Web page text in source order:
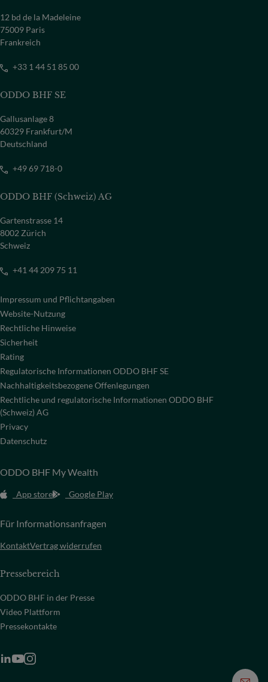
12 bd de la Madeleine
75009 Paris
Frankreich
+33 1 44 51 85 00
ODDO BHF SE
Gallusanlage 8
60329 Frankfurt/M
Deutschland
+49 69 718-0
ODDO BHF (Schweiz) AG
Gartenstrasse 14
8002 Zürich
Schweiz
+41 44 209 75 11
Impressum und Pflichtangaben
Website-Nutzung
Rechtliche Hinweise
Sicherheit
Rating
Regulatorische Informationen ODDO BHF SE
Nachhaltigkeitsbezogene Offenlegungen
Rechtliche und regulatorische Informationen ODDO BHF
(Schweiz) AG
Privacy
Datenschutz
ODDO BHF My Wealth
App store Google Play
Für Informationsanfragen
KontaktVertrag widerrufen
Pressebereich
ODDO BHF in der Presse
Video Plattform
Pressekontakte